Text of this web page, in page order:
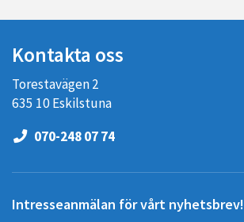
Kontakta oss
Torestavägen 2
635 10 Eskilstuna
070-248 07 74
Intresseanmälan för vårt nyhetsbrev!